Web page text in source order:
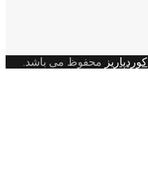
کوردپاریز محفوظ می باشد.